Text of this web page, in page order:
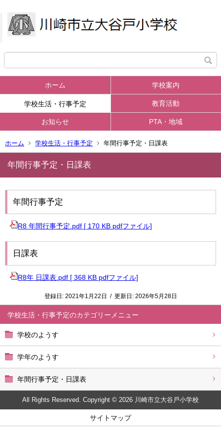
ホーム 学校案内
学校生活・行事予定 教育活動
お知らせ PTA・地域
ホーム 学校生活・行事予定 年間行事予定・日課表
学校生活・行事予定
学校のようす
学年のようす
年間行事予定・日課表
年間行事予定・日課表
年間行事予定
R8 年間行事予定.pdf [ 170 KB pdfファイル]
日課表
R8年 日課表.pdf [ 368 KB pdfファイル]
登録日: 2021年1月22日 / 更新日: 2026年5月28日
All Rights Reserved. Copyright © 2026 川崎市立大谷戸小学校
サイトマップ